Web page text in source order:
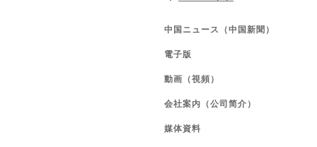
中国ニュース（中国新聞）
電子版
動画（視頻）
会社案内（公司简介）
媒体資料